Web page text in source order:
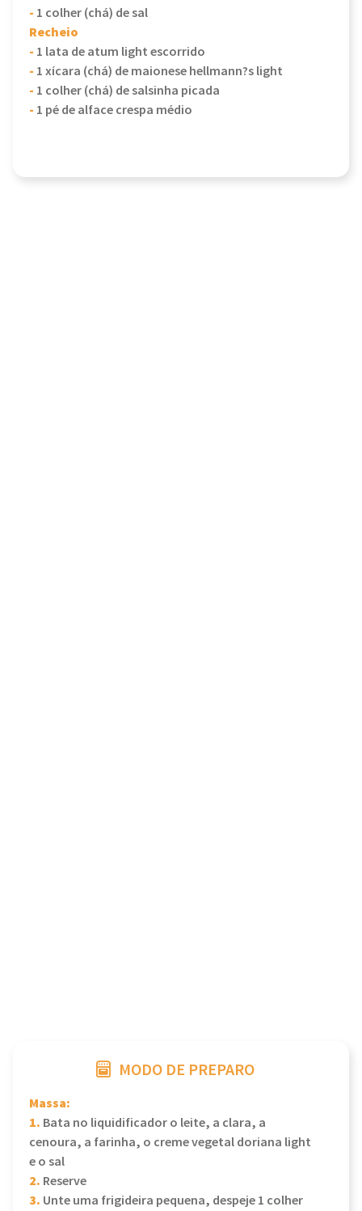
- 1 colher (chá) de sal
Recheio
- 1 lata de atum light escorrido
- 1 xícara (chá) de maionese hellmann?s light
- 1 colher (chá) de salsinha picada
- 1 pé de alface crespa médio
MODO DE PREPARO
Massa:
1. Bata no liquidificador o leite, a clara, a
cenoura, a farinha, o creme vegetal doriana light
e o sal
2. Reserve
3. Unte uma frigideira pequena, despeje 1 colher